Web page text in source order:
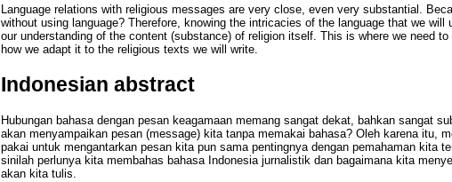
Language relations with religious messages are very close, even very substantial.
without using language? Therefore, knowing the intricacies of the language that we
our understanding of the content (substance) of religion itself. This is where we need
how we adapt it to the religious texts we will write.
Indonesian abstract
Hubungan bahasa dengan pesan keagamaan memang sangat dekat, bahkan sangat
akan menyampaikan pesan (message) kita tanpa memakai bahasa? Oleh karena itu,
pakai untuk mengantarkan pesan kita pun sama pentingnya dengan pemahaman kita
sinilah perlunya kita membahas bahasa Indonesia jurnalistik dan bagaimana kita
akan kita tulis.